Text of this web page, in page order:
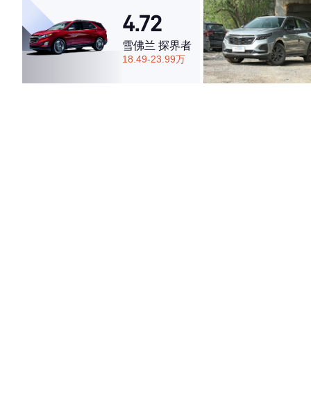
4.72
雪佛兰 探界者
18.49-23.99万